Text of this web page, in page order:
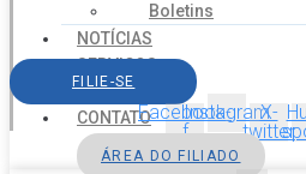
Boletins
NOTÍCIAS
SERVIÇOS
AGENDA
CONTATO
FILIE-SE
Facebook-
f
InstagramX-
twitter
ÁREA DO FILIADO